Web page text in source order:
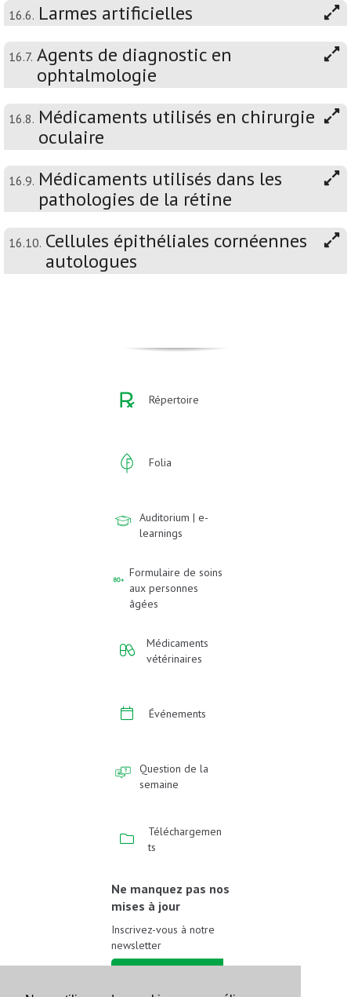
16.6. Larmes artificielles
16.7. Agents de diagnostic en
ophtalmologie
16.8. Médicaments utilisés en chirurgie
oculaire
16.9. Médicaments utilisés dans les
pathologies de la rétine
16.10. Cellules épithéliales cornéennes
autologues
Répertoire
Folia
Auditorium | e-
learnings
Formulaire de soins
aux personnes
âgées
Médicaments
vétérinaires
Événements
Question de la
semaine
Téléchargemen
ts
Ne manquez pas nos
mises à jour
Inscrivez-vous à notre
newsletter